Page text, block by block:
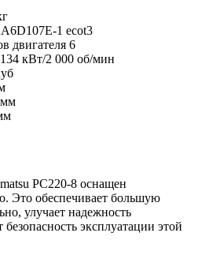
1 ecot3
двигателя 6
134 кВт/2 000 об/мин
мм
PC220-8 оснащен
Это обеспечивает большую
улучает надежность
эксплуатации этой